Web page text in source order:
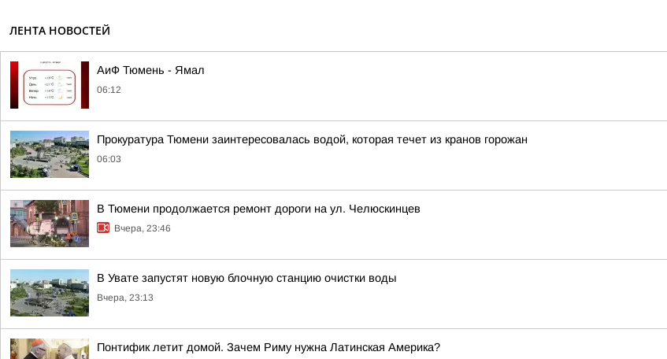
ЛЕНТА НОВОСТЕЙ
АиФ Тюмень - Ямал
06:12
Прокуратура Тюмени заинтересовалась водой, которая течет из кранов горожан
06:03
В Тюмени продолжается ремонт дороги на ул. Челюскинцев
Вчера, 23:46
В Увате запустят новую блочную станцию очистки воды
Вчера, 23:13
Понтифик летит домой. Зачем Риму нужна Латинская Америка?